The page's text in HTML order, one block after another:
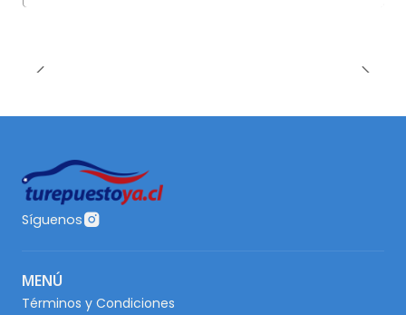
Síguenos
MENÚ
Términos y Condiciones